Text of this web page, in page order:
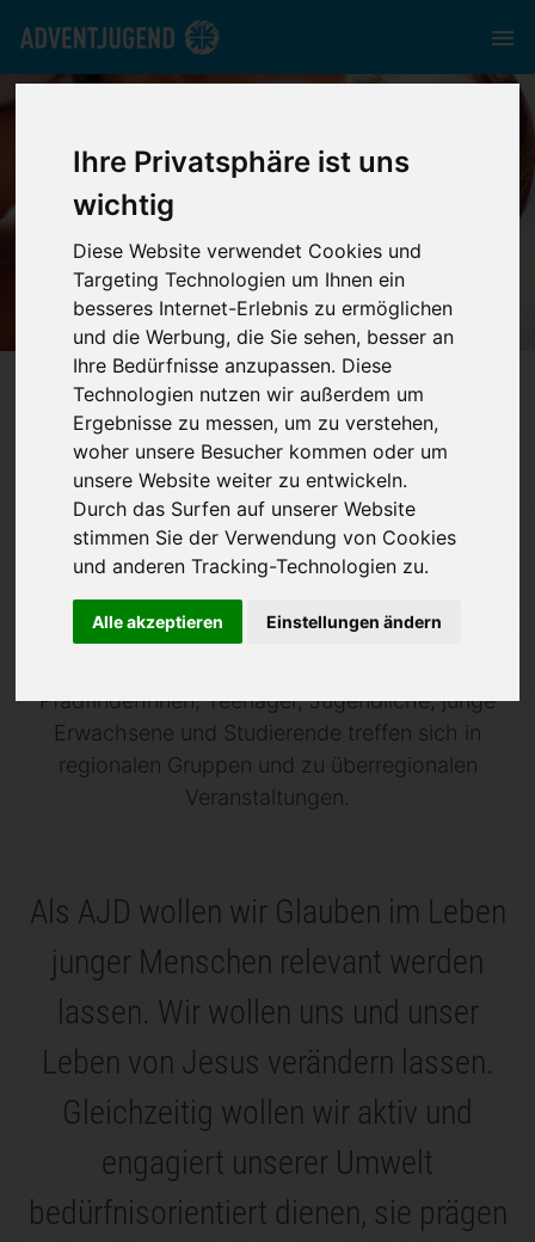
Ihre Privatsphäre ist uns
wichtig
Diese Website verwendet Cookies und
Targeting Technologien um Ihnen ein
besseres Internet-Erlebnis zu ermöglichen
und die Werbung, die Sie sehen, besser an
Ihre Bedürfnisse anzupassen. Diese
Technologien nutzen wir außerdem um
Ergebnisse zu messen, um zu verstehen,
woher unsere Besucher kommen oder um
unsere Website weiter zu entwickeln.
Durch das Surfen auf unserer Website
stimmen Sie der Verwendung von Cookies
und anderen Tracking-Technologien zu.
Alle akzeptieren Einstellungen ändern
adventjugend.de //
Jugend als Teil der Kirche
Die Adventjugend Deutschland (AJD) ist der
eigenständige Jugendverband der Freikirche der
Siebenten-Tags-Adventisten K.d.ö.R. in
PfadfinderInnen, Teenager, Jugendliche, junge
Erwachsene und Studierende treffen sich in
regionalen Gruppen und zu überregionalen
Veranstaltungen.
Als AJD wollen wir Glauben im Leben
junger Menschen relevant werden
lassen. Wir wollen uns und unser
Leben von Jesus verändern lassen.
Gleichzeitig wollen wir aktiv und
engagiert unserer Umwelt
bedürfnisorientiert dienen, sie prägen